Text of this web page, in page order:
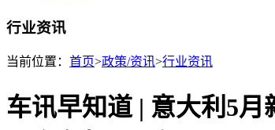
行业资讯
当前位置： 首页>政策/资讯>行业资讯
车讯早知道 | 意大利5